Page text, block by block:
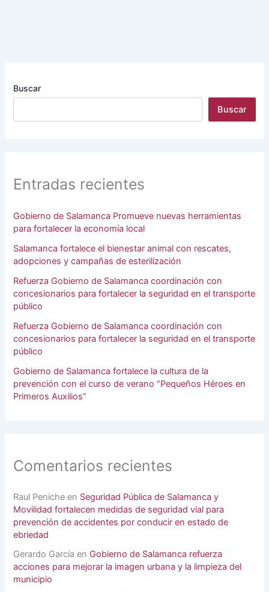
Buscar
Buscar
Entradas recientes
Gobierno de Salamanca Promueve nuevas herramientas
para fortalecer la economía local
Salamanca fortalece el bienestar animal con rescates,
adopciones y campañas de esterilización
Refuerza Gobierno de Salamanca coordinación con
concesionarios para fortalecer la seguridad en el transporte
público
Refuerza Gobierno de Salamanca coordinación con
concesionarios para fortalecer la seguridad en el transporte
público
Gobierno de Salamanca fortalece la cultura de la
prevención con el curso de verano “Pequeños Héroes en
Primeros Auxilios”
Comentarios recientes
Raul Peniche en Seguridad Pública de Salamanca y
Movilidad fortalecen medidas de seguridad vial para
prevención de accidentes por conducir en estado de
ebriedad
Gerardo García en Gobierno de Salamanca refuerza
acciones para mejorar la imagen urbana y la limpieza del
municipio